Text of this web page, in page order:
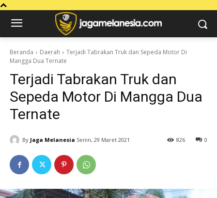
Beranda Daerah
Terjadi Tabrakan Truk dan Sepeda Motor Di
Mangga Dua Ternate
Terjadi Tabrakan Truk dan
Sepeda Motor Di Mangga Dua
Ternate
By Jaga Melanesia Senin, 29 Maret 2021 0
826